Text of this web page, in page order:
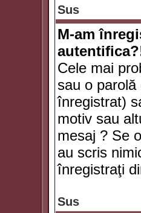
Sus
M-am
Cele mai
sau o
înregistrat)
motiv sau
mesaj ? Se
au scris
înregistraţi
Sus